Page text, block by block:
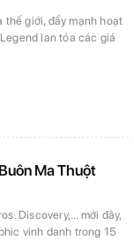
thế giới, đẩy mạnh hoạt
lan tỏa các giá
Ma Thuột
Discovery,... mới đây,
vinh danh trong 15